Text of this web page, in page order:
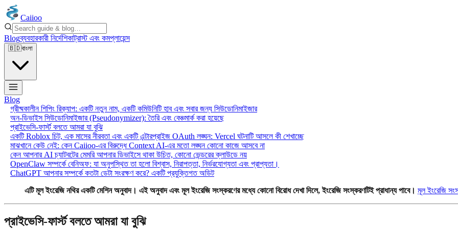
Caiioo
Blogব্যবহারকারী নির্দেশিকাট্রাস্ট এবং কমপ্লায়েন্স
🇧🇩বাংলা
Blog
গ্রীষ্মকালীন শিপিং রিক্যাপ: একটি নতুন নাম, একটি কমিউনিটি হাব এবং সবার জন্য সিউডোনিমাইজার
অন-ডিভাইস সিউডোনিমাইজার (Pseudonymizer): তৈরি এবং বেঞ্চমার্ক করা হয়েছে
প্রাইভেসি-ফার্স্ট বলতে আমরা যা বুঝি
একটি Roblox চিট, এক মাসের নীরবতা এবং একটি এন্টারপ্রাইজ OAuth লঙ্ঘন: Vercel ঘটনাটি আসলে কী শেখাচ্ছে
মাঝখানে কেউ নেই: কেন Caiioo-এর বিরুদ্ধে Context AI-এর মতো লঙ্ঘন কোনো কাজে আসবে না
কেন আপনার AI চ্যাটবটের মেমরি আপনার ডিভাইসে থাকা উচিত, কোনো ভেন্ডরের ক্লাউডে নয়
OpenClaw সম্পর্কে বেনিঅফ: যা অনুপস্থিত তা হলো বিশ্বাস, নিরাপত্তা, নির্ভরযোগ্যতা এবং প্রাপ্যতা।
ChatGPT আপনার সম্পর্কে কতটা ডেটা সংরক্ষণ করে? একটি প্রযুক্তিগত অডিট
এটি মূল ইংরেজি নথির একটি মেশিন অনুবাদ। এই অনুবাদ এবং মূল ইংরেজি সংস্করণের মধ্যে কোনো বিরোধ দেখা দিলে, ইংরেজি সংস্করণটিই প্রাধান্য পাবে। মূল ইংরেজি
প্রাইভেসি-ফার্স্ট বলতে আমরা যা বুঝি